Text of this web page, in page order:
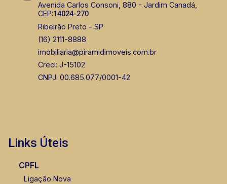
Avenida Carlos Consoni, 880 - Jardim Canadá,
CEP:14024-270
Ribeirão Preto - SP
(16) 2111-8888
imobiliaria@piramidimoveis.com.br
Creci: J-15102
CNPJ: 00.685.077/0001-42
Links Úteis
CPFL
Ligação Nova